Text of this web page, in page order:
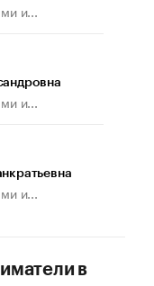
Как живет глава
и...
и...
и...
в